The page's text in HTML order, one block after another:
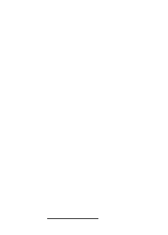
————